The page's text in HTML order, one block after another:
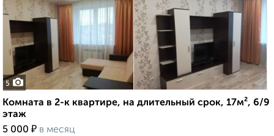
5
Комната в 2-к квартире, на длительный срок, 17м², 6/9
этаж
5 000 ₽ в месяц